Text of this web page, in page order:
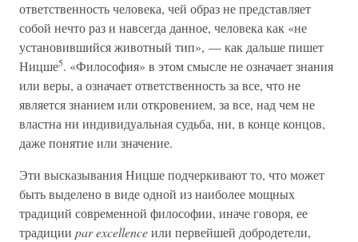
ответственность человека, чей образ не представляет
собой нечто раз и навсегда данное, человека как «не
установившийся животный тип», — как дальше пишет
Ницше5. «Философия» в этом смысле не означает знания
или веры, а означает ответственность за все, что не
является знанием или откровением, за все, над чем не
властна ни индивидуальная судьба, ни, в конце концов,
даже понятие или значение.
Эти высказывания Ницше подчеркивают то, что может
быть выделено в виде одной из наиболее мощных
традиций современной философии, иначе говоря, ее
традиции par excellenceили первейшей добродетели,